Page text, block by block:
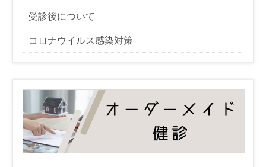
受診後について
コロナウイルス感染対策